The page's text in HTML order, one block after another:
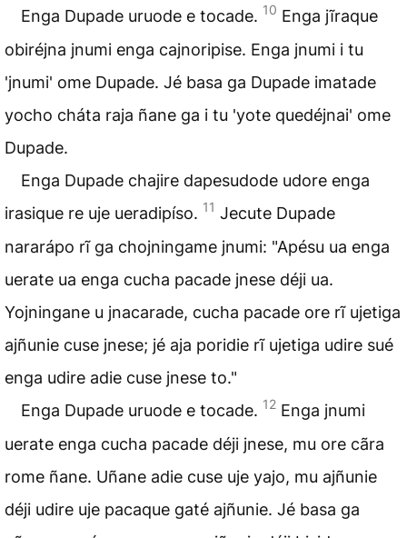
Enga Dupade uruode e tocade. 10 Enga jĩraque
obiréjna jnumi enga cajnoripise. Enga jnumi i tu
'jnumi' ome Dupade. Jé basa ga Dupade imatade
yocho cháta raja ñane ga i tu 'yote quedéjnai' ome
Dupade.
Enga Dupade chajire dapesudode udore enga
irasique re uje ueradipíso. 11 Jecute Dupade
nararápo rĩ ga chojningame jnumi: "Apésu ua enga
uerate ua enga cucha pacade jnese déji ua.
Yojningane u jnacarade, cucha pacade ore rĩ ujetiga
ajñunie cuse jnese; jé aja poridie rĩ ujetiga udire sué
enga udire adie cuse jnese to."
Enga Dupade uruode e tocade. 12 Enga jnumi
uerate enga cucha pacade déji jnese, mu ore cãra
rome ñane. Uñane adie cuse uje yajo, mu ajñunie
déji udire uje pacaque gaté ajñunie. Jé basa ga